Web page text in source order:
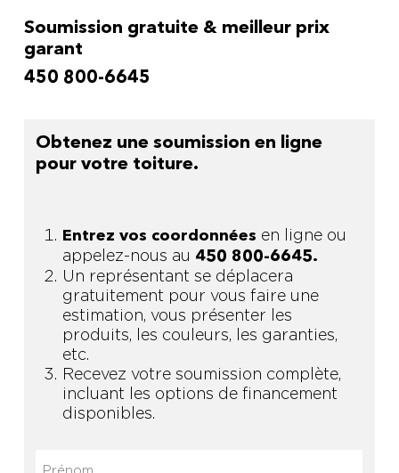
Soumission gratuite & meilleur prix
garant
450 800-6645
Obtenez une soumission en ligne
pour votre toiture.
Entrez vos coordonnées en ligne ou
appelez-nous au 450 800-6645.
Un représentant se déplacera
gratuitement pour vous faire une
estimation, vous présenter les
produits, les couleurs, les garanties,
etc.
Recevez votre soumission complète,
incluant les options de financement
disponibles.